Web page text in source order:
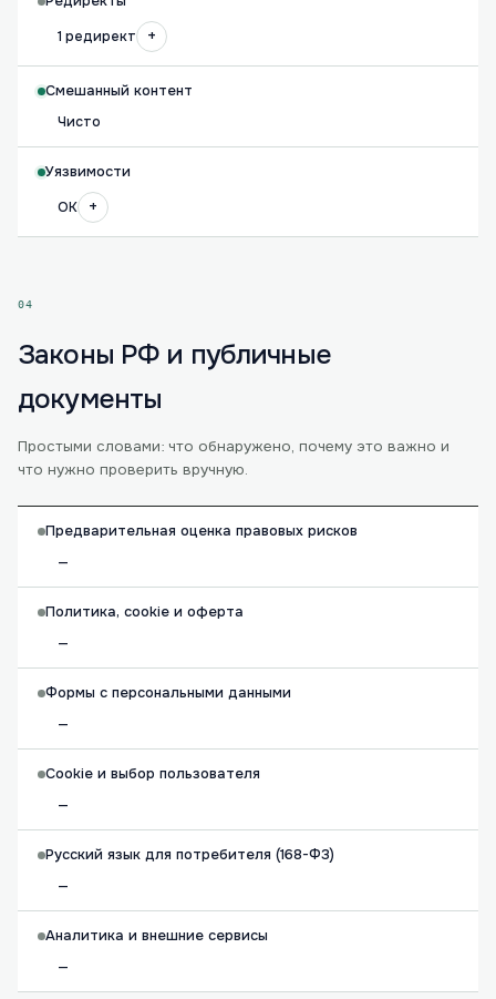
1 редирект
+
Смешанный контент
Чисто
Уязвимости
OK
+
04
Законы РФ и публичные
документы
Простыми словами: что обнаружено, почему это важно и
что нужно проверить вручную.
Предварительная оценка правовых рисков
—
Политика, cookie и оферта
—
Формы с персональными данными
—
Cookie и выбор пользователя
—
Русский язык для потребителя (168-ФЗ)
—
Аналитика и внешние сервисы
—